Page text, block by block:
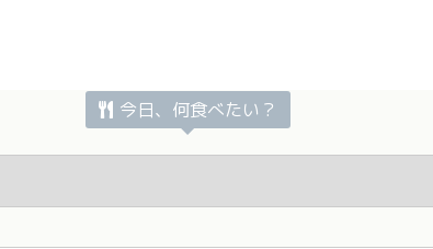
今日、何食べたい？